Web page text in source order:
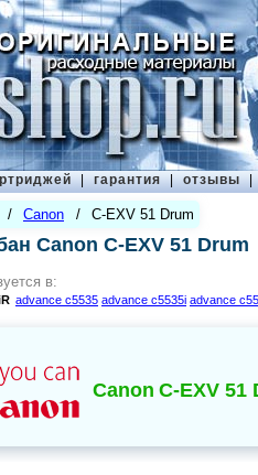
| гарантия | отзывы |
/ Canon / C-EXV 51 Drum
Canon C-EXV 51 Drum
в:
advance c5535 advance c5535i advance
Canon C-EXV 51